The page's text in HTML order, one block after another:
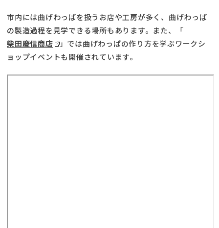
市内には曲げわっぱを扱うお店や工房が多く、曲げわっぱ
の製造過程を見学できる場所もあります。また、「
柴田慶信商店
」では曲げわっぱの作り方を学ぶワークシ
ョップイベントも開催されています。